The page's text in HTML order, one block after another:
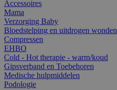
Accessoires
Mama
Verzorging Baby
Bloedstelping en uitdrogen wonden
Compressen
EHBO
Cold - Hot therapie - warm/koud
Gipsverband en Toebehoren
Medische hulpmiddelen
Podologie